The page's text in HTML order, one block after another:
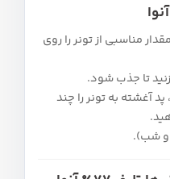
مناسبی از تونر را روی
تا جذب شود.
آغشته به تونر را چند
و شب).